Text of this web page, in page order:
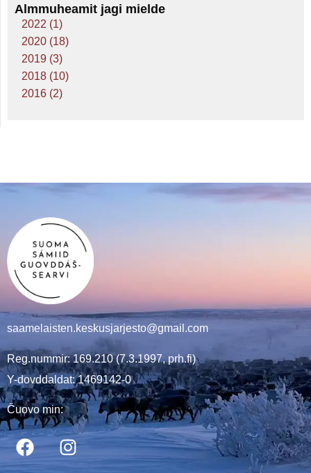
Almmuheamit jagi mielde
2022 (1)
2020 (18)
2019 (3)
2018 (10)
2016 (2)
saamelaisten.keskusjarjesto@gmail.com
Reg.nummir: 169.210 (7.3.1997, prh.fi)
Y-dovddaldat: 1469142-0
Čuovo min: